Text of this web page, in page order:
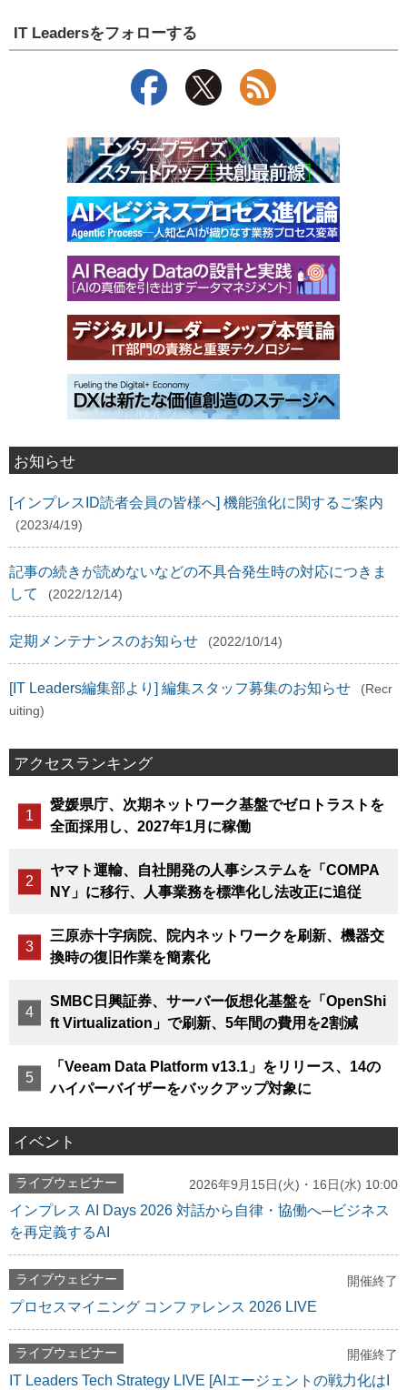
IT Leadersをフォローする
お知らせ
[インプレスID読者会員の皆様へ] 機能強化に関するご案内
(2023/4/19)
記事の続きが読めないなどの不具合発生時の対応につきま
して
(2022/12/14)
定期メンテナンスのお知らせ (2022/10/14)
[IT Leaders編集部より] 編集スタッフ募集のお知らせ
(Recr
uiting)
アクセスランキング
愛媛県庁、次期ネットワーク基盤でゼロトラストを
全面採用し、2027年1月に稼働
ヤマト運輸、自社開発の人事システムを「COMPA
NY」に移行、人事業務を標準化し法改正に追従
三原赤十字病院、院内ネットワークを刷新、機器交
換時の復旧作業を簡素化
SMBC日興証券、サーバー仮想化基盤を「OpenShi
ft Virtualization」で刷新、5年間の費用を2割減
「Veeam Data Platform v13.1」をリリース、14の
ハイパーバイザーをバックアップ対象に
イベント
ライブウェビナー 2026年9月15日(火)・16日(水) 10:00
インプレス AI Days 2026 対話から自律・協働へ─ビジネス
を再定義するAI
ライブウェビナー 開催終了
プロセスマイニング コンファレンス 2026 LIVE
ライブウェビナー 開催終了
IT Leaders Tech Strategy LIVE [AIエージェントの戦力化はI